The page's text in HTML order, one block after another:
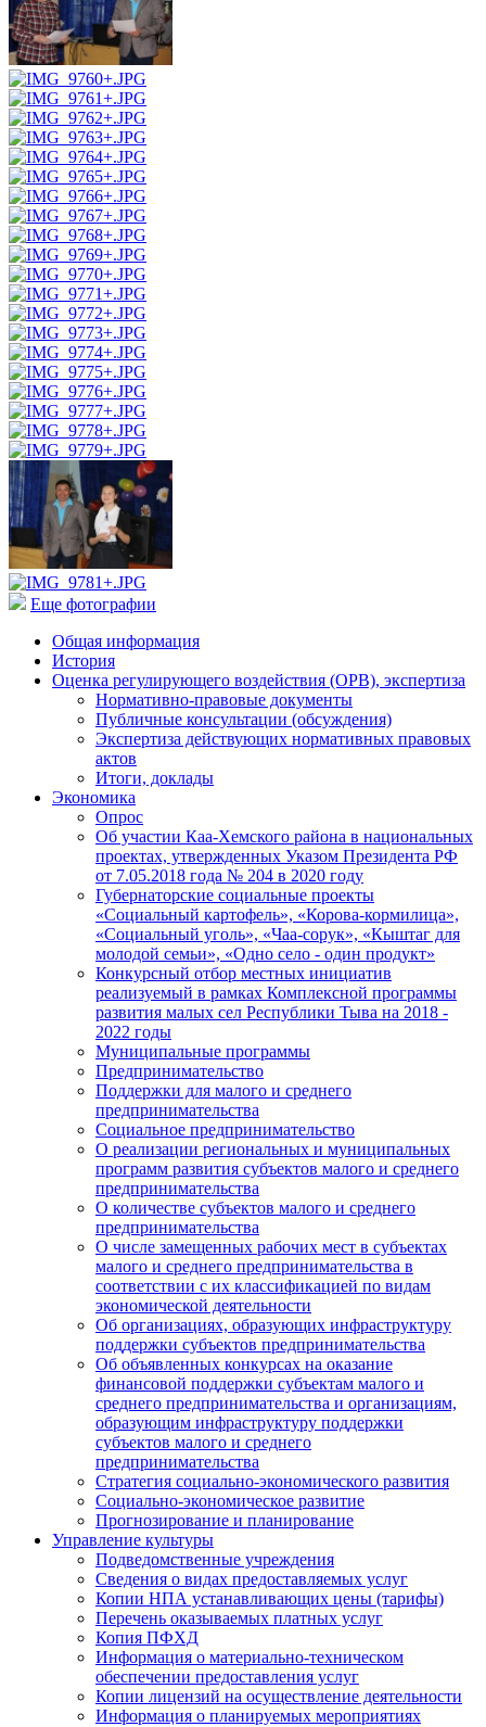
Еще фотографии
Общая информация
История
Оценка регулирующего воздействия (ОРВ), экспертиза
Нормативно-правовые документы
Публичные консультации (обсуждения)
Экспертиза действующих нормативных правовых
актов
Итоги, доклады
Экономика
Опрос
Об участии Каа-Хемского района в национальных
проектах, утвержденных Указом Президента РФ
от 7.05.2018 года № 204 в 2020 году
Губернаторские социальные проекты
«Социальный картофель», «Корова-кормилица»,
«Социальный уголь», «Чаа-сорук», «Кыштаг для
молодой семьи», «Одно село - один продукт»
Конкурсный отбор местных инициатив
реализуемый в рамках Комплексной программы
развития малых сел Республики Тыва на 2018 -
2022 годы
Муниципальные программы
Предпринимательство
Поддержки для малого и среднего
предпринимательства
Социальное предпринимательство
О реализации региональных и муниципальных
программ развития субъектов малого и среднего
предпринимательства
О количестве субъектов малого и среднего
предпринимательства
О числе замещенных рабочих мест в субъектах
малого и среднего предпринимательства в
соответствии с их классификацией по видам
экономической деятельности
Об организациях, образующих инфраструктуру
поддержки субъектов предпринимательства
Об объявленных конкурсах на оказание
финансовой поддержки субъектам малого и
среднего предпринимательства и организациям,
образующим инфраструктуру поддержки
субъектов малого и среднего
предпринимательства
Стратегия социально-экономического развития
Социально-экономическое развитие
Прогнозирование и планирование
Управление культуры
Подведомственные учреждения
Сведения о видах предоставляемых услуг
Копии НПА устанавливающих цены (тарифы)
Перечень оказываемых платных услуг
Копия ПФХД
Информация о материально-техническом
обеспечении предоставления услуг
Копии лицензий на осуществление деятельности
Информация о планируемых мероприятиях